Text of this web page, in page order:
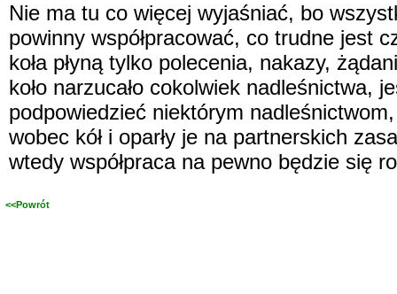
Nie ma tu co więcej wyjaśniać, bo
powinny współpracować, co trudne jest
koła płyną tylko polecenia, nakazy,
koło narzucało cokolwiek nadleśnictwa,
podpowiedzieć niektórym
wobec kół i oparły je na partnerskich
wtedy współpraca na pewno będzie się
<<Powrót